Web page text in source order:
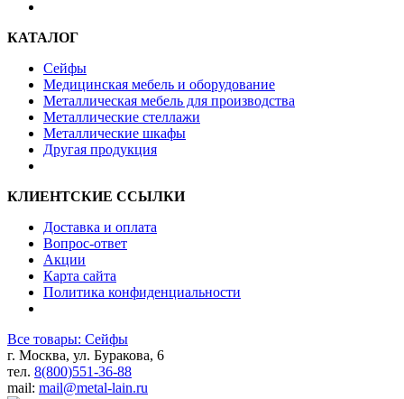
КАТАЛОГ
Сейфы
Медицинская мебель и оборудование
Металлическая мебель для производства
Металлические стеллажи
Металлические шкафы
Другая продукция
КЛИЕНТСКИЕ ССЫЛКИ
Доставка и оплата
Вопрос-ответ
Акции
Карта сайта
Политика конфиденциальности
Все товары: Сейфы
г. Москва, ул. Буракова, 6
тел. 8(800)551-36-88
mail: mail@metal-lain.ru